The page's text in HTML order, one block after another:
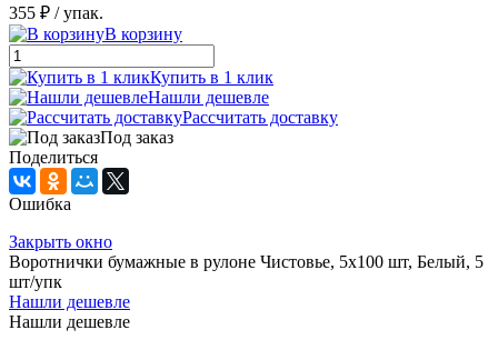
355 ₽ / упак.
В корзину
Купить в 1 клик
Нашли дешевле
Рассчитать доставку
Под заказ
Поделиться
Ошибка
Закрыть окно
Воротнички бумажные в рулоне Чистовье, 5х100 шт, Белый, 5
шт/упк
Нашли дешевле
Нашли дешевле